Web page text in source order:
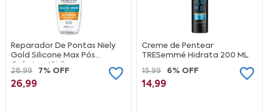
Reparador De Pontas Niely
Gold Silicone Max Pós
Química 42Ml
28,99 7% OFF
26,99
Creme de Pentear
TRESemmé Hidrata 200 ML
15,99
6% OFF
14,99